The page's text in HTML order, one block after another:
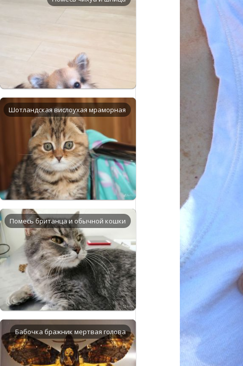
Шотландская вислоухая мраморная
Помесь британца и обычной кошки
Бабочка бражник мертвая голова